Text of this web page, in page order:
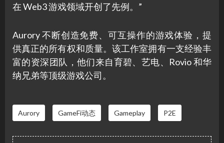
在 Web3 游戏领域开创了先例。”
Aurory 不断创造免费、可互操作的游戏体验，提
供真正的所有权和质量。该工作室拥有一支经验丰
富的资深团队，他们来自育碧、艺电、Rovio 和华
纳兄弟等顶级游戏公司。
Aurory GameFi动态 Gameplay P2E